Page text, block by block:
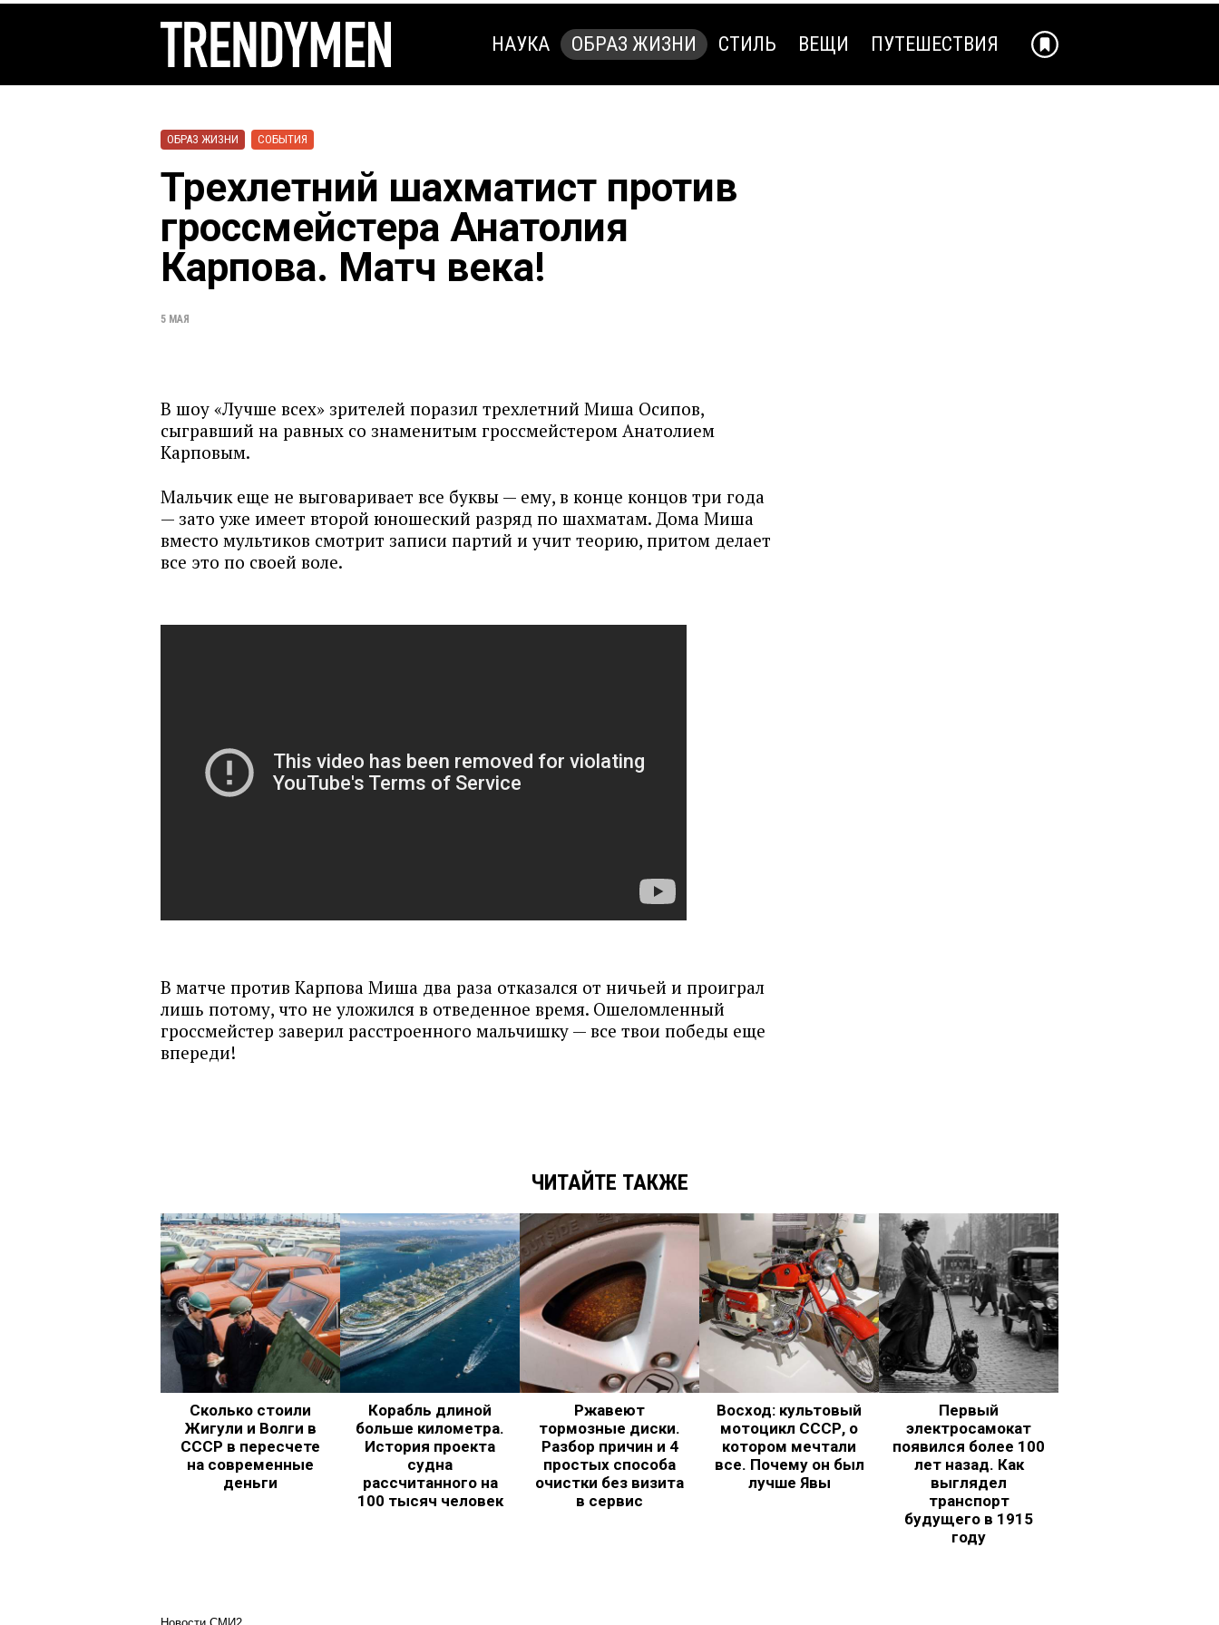
НАУКА ОБРАЗ ЖИЗНИ СТИЛЬ ВЕЩИ ПУТЕШЕСТВИЯ
ОБРАЗ ЖИЗНИ СОБЫТИЯ
Трехлетний шахматист против
гроссмейстера Анатолия
Карпова. Матч века!
5 МАЯ
В шоу «Лучше всех» зрителей поразил трехлетний Миша Осипов,
сыгравший на равных со знаменитым гроссмейстером Анатолием
Карповым.
Мальчик еще не выговаривает все буквы — ему, в конце концов три года
— зато уже имеет второй юношеский разряд по шахматам. Дома Миша
вместо мультиков смотрит записи партий и учит теорию, притом делает
все это по своей воле.
В матче против Карпова Миша два раза отказался от ничьей и проиграл
лишь потому, что не уложился в отведенное время. Ошеломленный
гроссмейстер заверил расстроенного мальчишку — все твои победы еще
впереди!
ЧИТАЙТЕ ТАКЖЕ
Сколько стоили
Жигули и Волги в
СССР в пересчете
на современные
деньги
Корабль длиной
больше километра.
История проекта
судна
рассчитанного на
100 тысяч человек
Ржавеют
тормозные диски.
Разбор причин и 4
простых способа
очистки без визита
в сервис
Восход: культовый
мотоцикл СССР, о
котором мечтали
все. Почему он был
лучше Явы
Первый
электросамокат
появился более 100
лет назад. Как
выглядел
транспорт
будущего в 1915
году